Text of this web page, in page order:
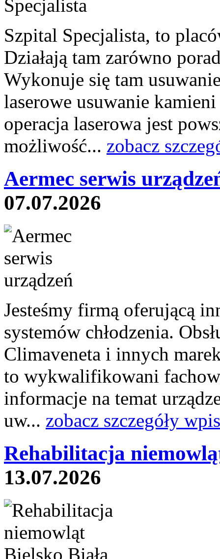
Szpital Specjalista, to
Działają tam zarówno
Wykonuje się tam
laserowe usuwanie
operacja laserowa jest
możliwość... zobacz
Aermec serwis
07.07.2026
Jesteśmy firmą oferującą
systemów chłodzenia.
Climaveneta i innych
to wykwalifikowani
informacje na temat
uw... zobacz szczegóły
Rehabilitacja
13.07.2026